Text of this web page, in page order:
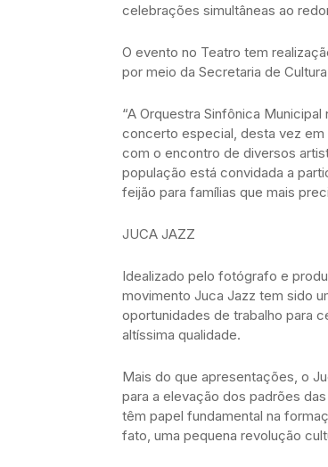
celebrações simultâneas ao
O evento no Teatro tem
por meio da Secretaria de
“A Orquestra Sinfônica
concerto especial, desta vez em
com o encontro de diversos
população está convidada a
feijão para famílias que mais
JUCA JAZZ
Idealizado pelo fotógrafo e
movimento Juca Jazz tem sido
oportunidades de trabalho para
altíssima qualidade.
Mais do que apresentações, o
para a elevação dos padrões
têm papel fundamental na
fato, uma pequena revolução